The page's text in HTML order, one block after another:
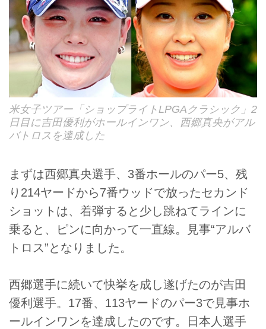
米女子ツアー「ショップライトLPGAクラシック」2
日目に吉田優利がホールインワン、西郷真央がアル
バトロスを達成した
まずは西郷真央選手、3番ホールのパー5、残
り214ヤードから7番ウッドで放ったセカンド
ショットは、着弾すると少し跳ねてラインに
乗ると、ピンに向かって一直線。見事“アルバ
トロス”となりました。
西郷選手に続いて快挙を成し遂げたのが吉田
優利選手。17番、113ヤードのパー3で見事ホ
ールインワンを達成したのです。日本人選手